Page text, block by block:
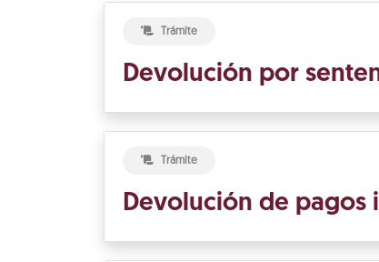
Trámite
Devolución por
Trámite
Devolución de pagos